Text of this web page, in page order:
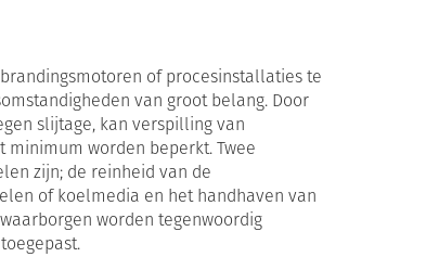
of procesinstallaties te
van groot belang. Door
slijtage, kan verspilling van
worden beperkt. Twee
zijn; de reinheid van de
of koelmedia en het handhaven van
worden tegenwoordig